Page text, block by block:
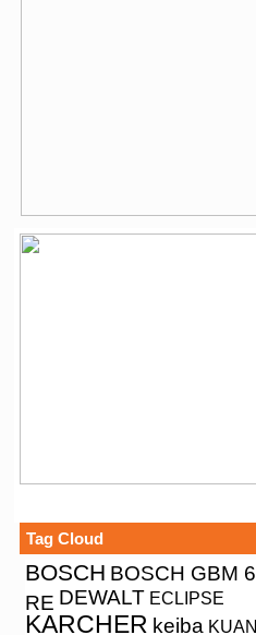
Tag Cloud
BOSCH BOSCH GBM 6
RE DEWALT ECLIPSE
KARCHER keiba KUANI